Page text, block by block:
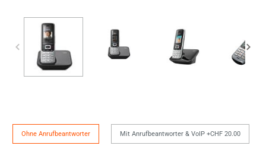
Version
Ohne Anrufbeantworter Mit Anrufbeantworter & VoIP +CHF 20.00